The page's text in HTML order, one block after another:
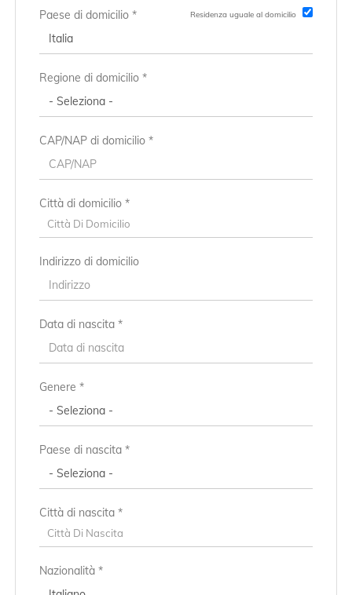
PT
Paese di domicilio * Residenza uguale al domicilio
Regione di domicilio *
CAP/NAP di domicilio *
Città di domicilio *
Città Di Domicilio
Indirizzo di domicilio
Paese di residenza *
Regione/Cantone di residenza *
CAP/NAP di residenza
Città di residenza
Città Di Residenza
Indirizzo di residenza
Data di nascita *
Genere *
Paese di nascita *
Città di nascita *
Città Di Nascita
Nazionalità *